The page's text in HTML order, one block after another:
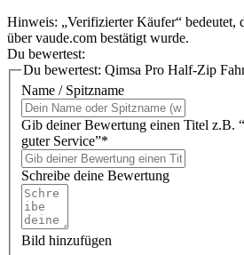
Hinweis: „Verifizierter Käufer“ bedeutet,
über vaude.com bestätigt wurde.
Du bewertest:
Du bewertest: Qimsa Pro Half-Zip
Name / Spitzname
Gib deiner Bewertung einen Titel z.B.
guter Service”*
Schreibe deine Bewertung
Bild hinzufügen